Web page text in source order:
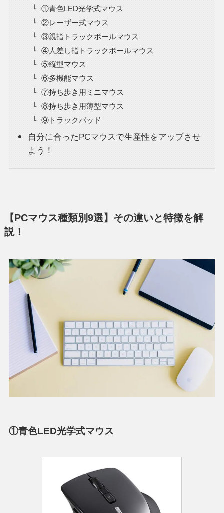
①青色LED光学式マウス
②レーザー式マウス
③親指トラックボールマウス
④人差し指トラックボールマウス
⑤縦型マウス
⑥多機能マウス
⑦持ち歩き用ミニマウス
⑧持ち歩き用薄型マウス
⑨トラックパッド
自分に合ったPCマウスで生産性をアップさせ
よう！
【PCマウス種類別9選】その違いと特徴を解
説！
①青色LED光学式マウス